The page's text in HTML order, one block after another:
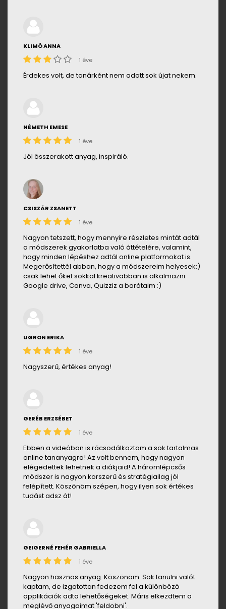
KLIMÓ ANNA
1 éve
Érdekes volt, de tanárként nem adott sok újat nekem.
NÉMETH EMESE
1 éve
Jól összerakott anyag, inspiráló.
CSISZÁR ZSANETT
1 éve
Nagyon tetszett, hogy mennyire részletes mintát adtál
a módszerek gyakorlatba való áttételére, valamint,
hogy minden lépéshez adtál online platformokat is.
Megerősítettél abban, hogy a módszereim helyesek:)
csak lehet őket sokkal kreativabban is alkalmazni.
Google drive, Canva, Quizziz a barátaim :)
UGRON ERIKA
1 éve
Nagyszerű, értékes anyag!
GERÉB ERZSÉBET
1 éve
Ebben a videóban is rácsodálkoztam a sok tartalmas
online tananyagra! Az volt bennem, hogy nagyon
elégedettek lehetnek a diákjaid! A háromlépcsős
módszer is nagyon korszerű és stratégiailag jól
felépített. Köszönöm szépen, hogy ilyen sok értékes
tudást adsz át!
GEIGERNÉ FEHÉR GABRIELLA
1 éve
Nagyon hasznos anyag. Köszönöm. Sok tanulni valót
kaptam, de izgatottan fedezem fel a különböző
applikációk adta lehetőségeket. Máris elkezdtem a
meglévő anyagaimat 'feldobni'.